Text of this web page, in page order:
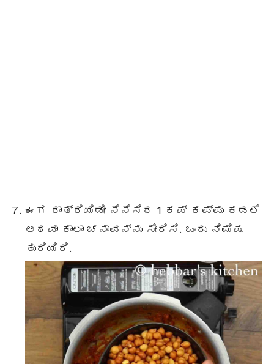
ಈಗ ರಾತ್ರಿಯಿಡೀ ನೆನೆಸಿದ 1 ಕಪ್ ಕಪ್ಪು ಕಡಲೆ
ಅಥವಾ ಕಾಲಾ ಚನಾವನ್ನು ಸೇರಿಸಿ. ಒಂದು ನಿಮಿಷ
ಹುರಿಯಿರಿ.